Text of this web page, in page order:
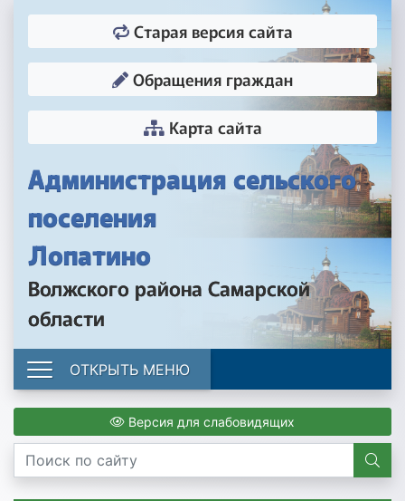
Администрация сельского
поселения
Лопатино
Волжского района Самарской
области
Старая версия сайта
Обращения граждан
Карта сайта
ОТКРЫТЬ МЕНЮ
Версия для слабовидящих